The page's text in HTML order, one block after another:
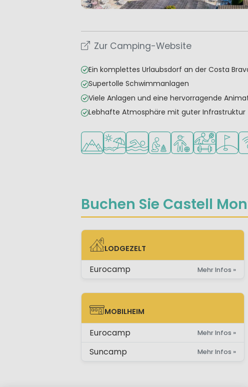
Zur Camping-Website
Ein komplettes Urlaubsdorf an der Costa
Supertolle Schwimmanlagen
Viele Anlagen und eine hervorragende
Lebhafte Atmosphäre mit guter Infrastruktur
In den Bergen/Hügeln
Am Strand und Meer
FreibadEmpfohlen für kleine
Empfohlen für
Viele
Buchen Sie Castell
LODGEZELT
LODGEZELT
Eurocamp Mehr Infos »
MOBILHEIM
MOBILHEIM
Eurocamp Mehr Infos »
Suncamp Mehr Infos »